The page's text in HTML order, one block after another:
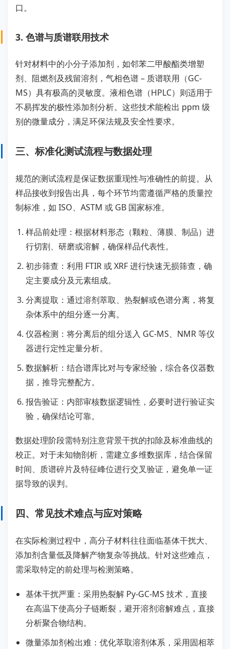
口。
3. 色谱与质谱联用技术
针对材料中的小分子添加剂，如邻苯二甲酸酯类增塑
剂、阻燃剂及残留溶剂，气相色谱 – 质谱联用（GC-
MS）具有极高的灵敏度。液相色谱（HPLC）则适用于
不易挥发的极性添加剂分析。这些技术能检出 ppm 级
别的微量成分，满足环保法规及安全性要求。
三、标准化测试流程与数据处理
规范的测试流程是保证数据重现性与准确性的前提。从
样品接收到报告出具，每个环节均需遵循严格的质量控
制标准，如 ISO、ASTM 或 GB 国家标准。
样品前处理：根据材料形态（颗粒、薄膜、制品）进
行切割、研磨或溶解，确保样品代表性。
初步筛查：利用 FTIR 或 XRF 进行快速无损筛查，确
定主要成分及元素组成。
分离提取：通过溶剂萃取、热裂解或色谱分离，将复
杂体系中的组分逐一分离。
仪器检测：将分离后的组分送入 GC-MS、NMR 等仪
器进行定性定量分析。
数据解析：结合谱库比对与专家经验，综合各仪器数
据，推导完整配方。
报告验证：内部审核数据逻辑性，必要时进行验证实
验，确保结论可靠。
数据处理阶段需特别注意背景干扰的扣除及标准曲线的
校正。对于未知物剖析，需建立多维数据库，结合保留
时间、质谱碎片及特征峰位进行交叉验证，避免单一证
据导致的误判。
四、常见技术难点与应对策略
在实际检测过程中，高分子材料往往面临基体干扰大、
添加剂含量低及降解产物复杂等挑战。针对这些难点，
需采取特定的前处理与检测策略。
基体干扰严重：采用热裂解 Py-GC-MS 技术，直接
在高温下使高分子链断裂，避开溶剂溶解难点，直接
分析聚合物结构。
微量添加剂检出难：优化萃取溶剂体系，采用固相萃